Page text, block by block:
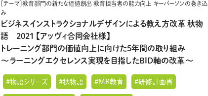
［テーマ］教育部門の新たな価値創出 教育担当者の能力向上 キーパーソンの巻き込
み
ビジネスインストラクショナルデザインによる教え方改革 秋物
語 2021 【アッヴィ合同会社様】
トレーニング部門の価値向上に向けた5年間の取り組み
～ラーニングエクセレンス実現を目指したBID軸の改革～
#物語シリーズ #秋物語 #MR教育 #研修計画書